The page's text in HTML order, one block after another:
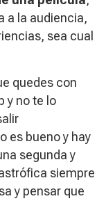
a la audiencia,
sea cual
quedes con
y no te lo
es bueno y hay
segunda y
siempre
y pensar que